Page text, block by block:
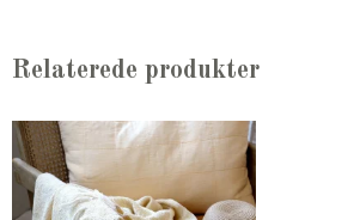
Relaterede produkter